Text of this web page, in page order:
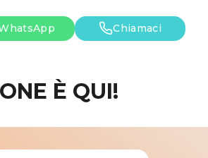
Chiamaci
È QUI!